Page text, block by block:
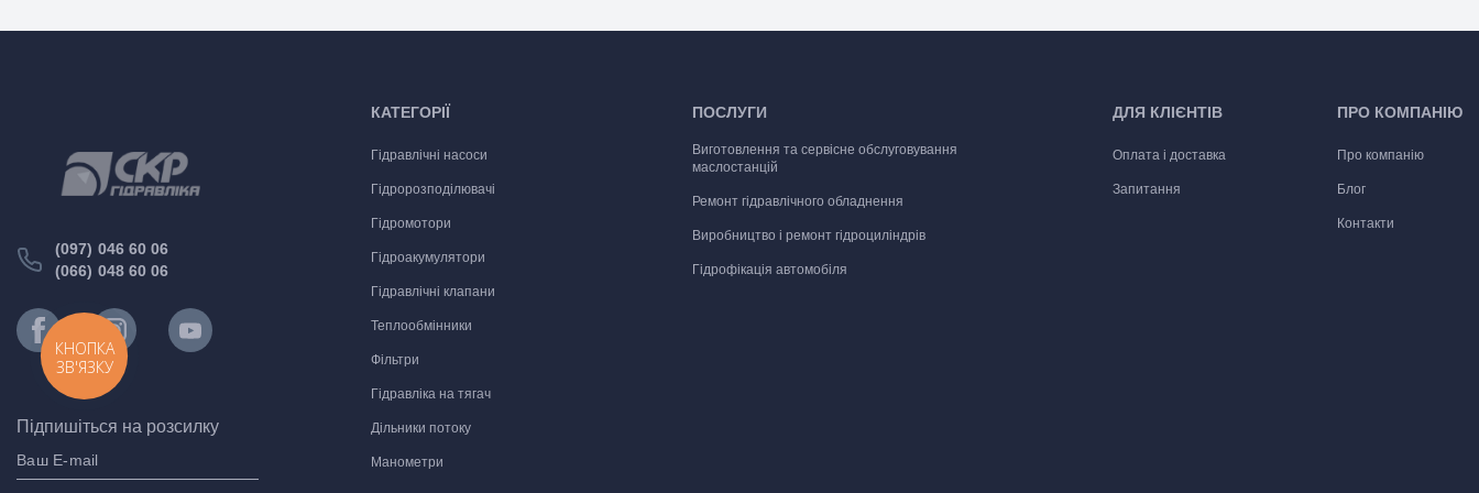
(097) 046 60 06
(066) 048 60 06
Підпишіться на розсилку
КАТЕГОРІЇ
Гідравлічні насоси
Гідророзподілювачі
Гідромотори
Гідроакумулятори
Гідравлічні клапани
Теплообмінники
Фільтри
Гідравліка на тягач
Дільники потоку
Манометри
ПОСЛУГИ
Виготовлення та сервісне обслуговування
маслостанцій
Ремонт гідравлічного обладнення
Виробництво і ремонт гідроциліндрів
Гідрофікація автомобіля
ДЛЯ КЛІЄНТІВ
Оплата і доставка
Запитання
ПРО КОМПАНІЮ
Про компанію
Блог
Контакти
КНОПКА
ЗВ'ЯЗКУ